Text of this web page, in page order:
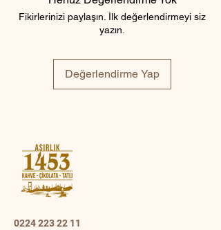
Fikirlerinizi paylaşın. İlk değerlendirmeyi siz
yazın.
Değerlendirme Yap
0224 223 22 11